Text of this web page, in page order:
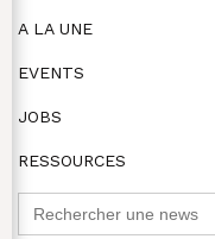
A LA UNE
EVENTS
JOBS
RESSOURCES